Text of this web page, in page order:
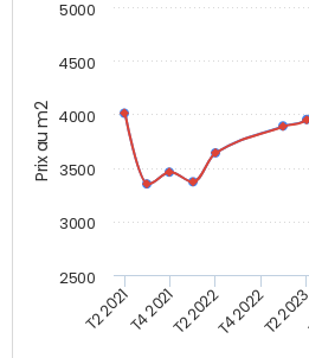
Prix au m2
T2 2021T4 2021T2 2022T4 2022T2
2500
3000
3500
4000
4500
5000